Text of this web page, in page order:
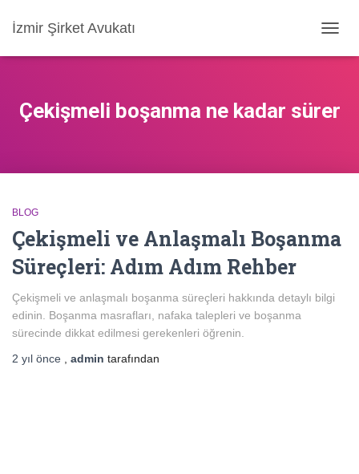
İzmir Şirket Avukatı
AÇ/
Çekişmeli boşanma ne kadar sürer
BLOG
Çekişmeli ve Anlaşmalı Boşanma
Süreçleri: Adım Adım Rehber
Çekişmeli ve anlaşmalı boşanma süreçleri hakkında detaylı bilgi
edinin. Boşanma masrafları, nafaka talepleri ve boşanma
sürecinde dikkat edilmesi gerekenleri öğrenin.
2 yıl önce admin tarafından